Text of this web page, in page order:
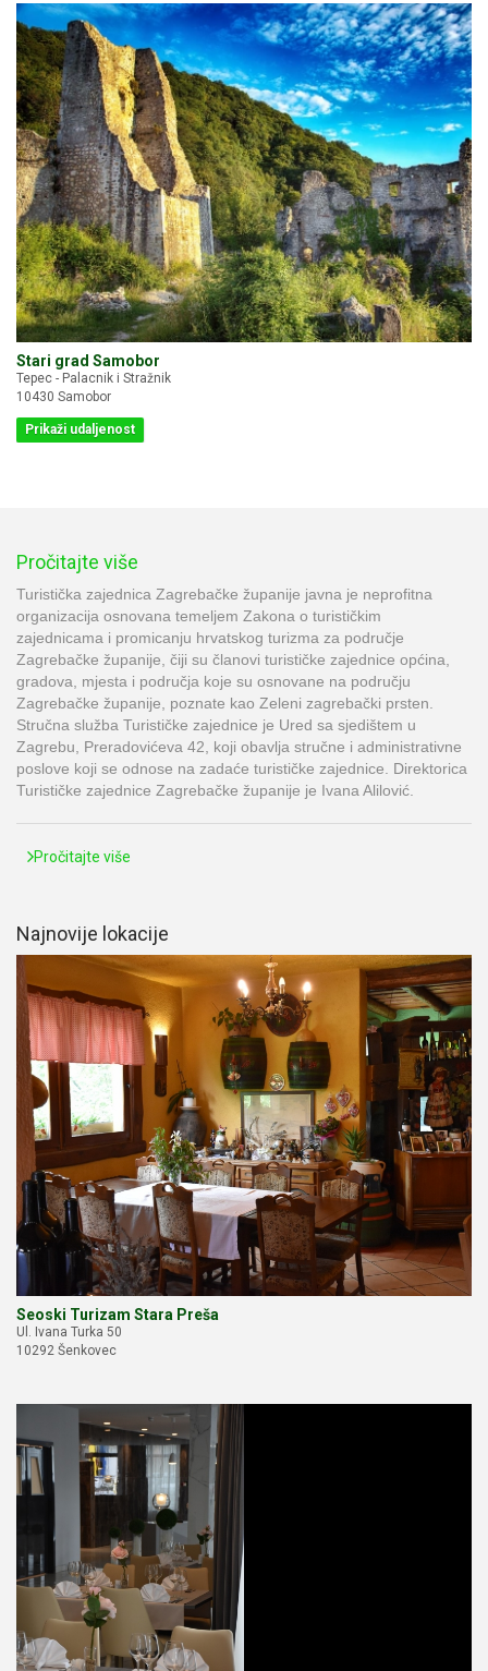
Stari grad Samobor
Tepec - Palacnik i Stražnik
10430 Samobor
Prikaži udaljenost
Pročitajte više
Turistička zajednica Zagrebačke županije javna je neprofitna
organizacija osnovana temeljem Zakona o turističkim
zajednicama i promicanju hrvatskog turizma za područje
Zagrebačke županije, čiji su članovi turističke zajednice općina,
gradova, mjesta i područja koje su osnovane na području
Zagrebačke županije, poznate kao Zeleni zagrebački prsten.
Stručna služba Turističke zajednice je Ured sa sjedištem u
Zagrebu, Preradovićeva 42, koji obavlja stručne i administrativne
poslove koji se odnose na zadaće turističke zajednice. Direktorica
Turističke zajednice Zagrebačke županije je Ivana Alilović.
Pročitajte više
Najnovije lokacije
Seoski Turizam Stara Preša
Ul. Ivana Turka 50
10292 Šenkovec